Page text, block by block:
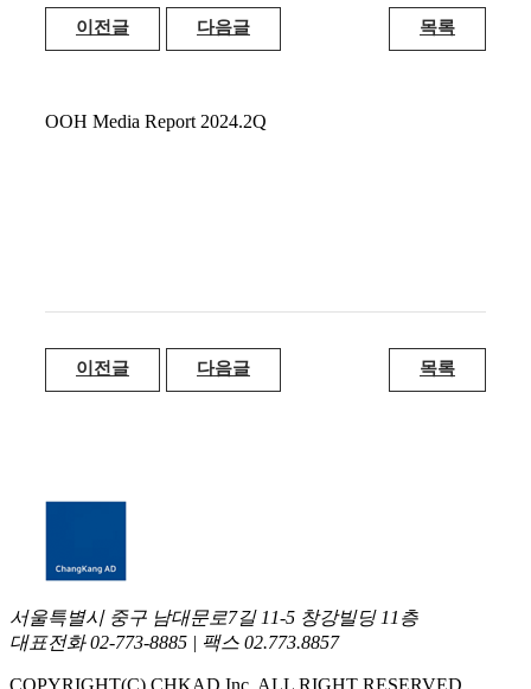
이전글 다음글 목록
OOH Media Report 2024.2Q
이전글 다음글 목록
서울특별시 중구 남대문로7길 11-5 창강빌딩 11층
대표전화 02-773-8885 | 팩스 02.773.8857
COPYRIGHT(C) CHKAD Inc. ALL RIGHT RESERVED.